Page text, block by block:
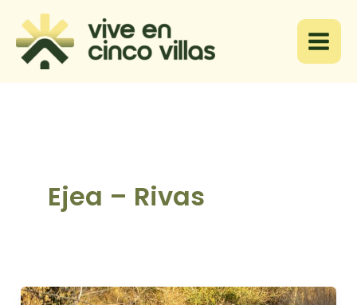
contenido
Ejea – Rivas